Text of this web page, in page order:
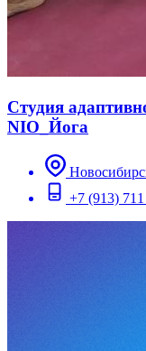
Студия
NIO_Йога
+7 (913)